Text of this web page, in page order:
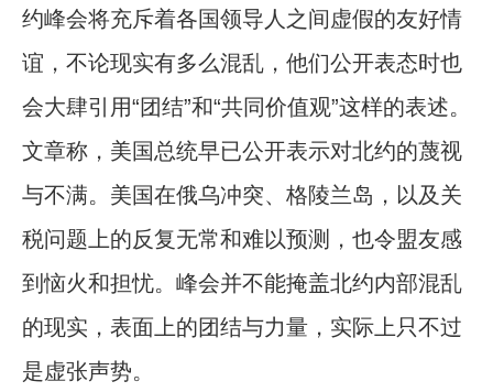
约峰会将充斥着各国领导人之间虚假的友好情
谊，不论现实有多么混乱，他们公开表态时也
会大肆引用“团结”和“共同价值观”这样的表述。
文章称，美国总统早已公开表示对北约的蔑视
与不满。美国在俄乌冲突、格陵兰岛，以及关
税问题上的反复无常和难以预测，也令盟友感
到恼火和担忧。峰会并不能掩盖北约内部混乱
的现实，表面上的团结与力量，实际上只不过
是虚张声势。